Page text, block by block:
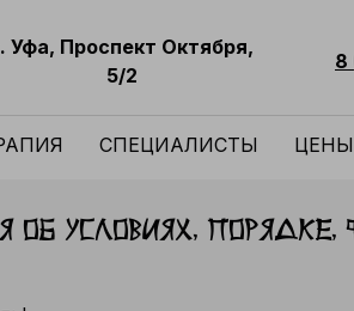
Уфа, Проспект Октября,
5/2
8
СПЕЦИАЛИСТЫ ЦЕНЫ
об условиях,